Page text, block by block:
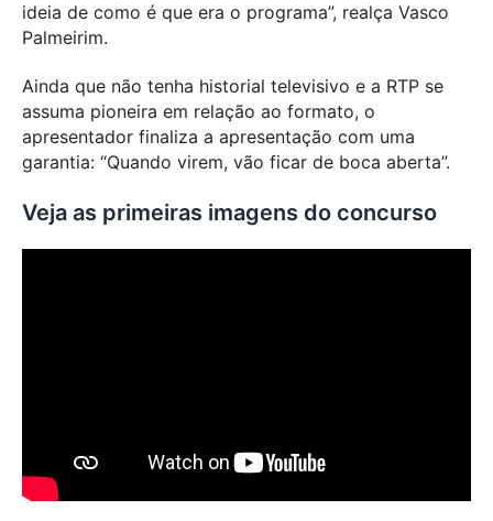
ideia de como é que era o programa”, realça Vasco
Palmeirim.
Ainda que não tenha historial televisivo e a RTP se
assuma pioneira em relação ao formato, o
apresentador finaliza a apresentação com uma
garantia: “Quando virem, vão ficar de boca aberta”.
Veja as primeiras imagens do concurso